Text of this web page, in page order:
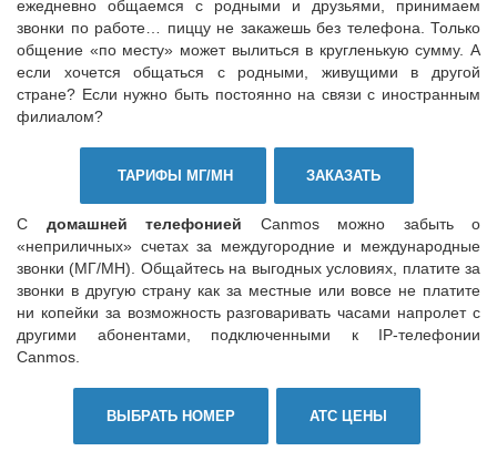
ежедневно общаемся с родными и друзьями, принимаем
звонки по работе… пиццу не закажешь без телефона. Только
общение «по месту» может вылиться в кругленькую сумму. А
если хочется общаться с родными, живущими в другой
стране? Если нужно быть постоянно на связи с иностранным
филиалом?
ТАРИФЫ МГ/МН ЗАКАЗАТЬ
С домашней телефонией Canmos можно забыть о
«неприличных» счетах за междугородние и международные
звонки (МГ/МН). Общайтесь на выгодных условиях, платите за
звонки в другую страну как за местные или вовсе не платите
ни копейки за возможность разговаривать часами напролет с
другими абонентами, подключенными к IP-телефонии
Canmos.
ВЫБРАТЬ НОМЕР АТС ЦЕНЫ